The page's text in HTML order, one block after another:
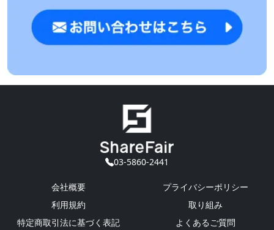
03-5860-2441
会社概要
プライバシーポリシー
利用規約
取り組み
特定商取引法に基づく表記
よくあるご質問